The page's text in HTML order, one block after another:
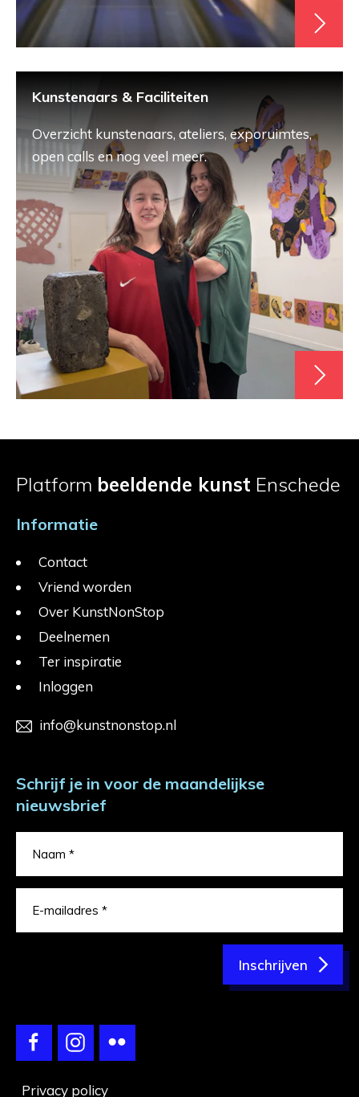
Kunstenaars & Faciliteiten
Overzicht kunstenaars, ateliers, exporuimtes,
open calls en nog veel meer.
Platform beeldende kunst Enschede
Informatie
Contact
Vriend worden
Over KunstNonStop
Deelnemen
Ter inspiratie
Inloggen
info@kunstnonstop.nl
Schrijf je in voor de maandelijkse
nieuwsbrief
Inschrijven
Privacy policy